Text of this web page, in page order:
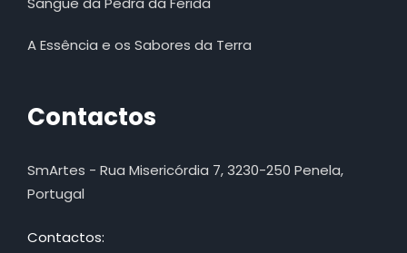
A Essência e os Sabores da Terra
Contactos
SmArtes - Rua Misericórdia 7, 3230-250 Penela,
Portugal
Contactos: